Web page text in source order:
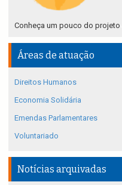
Conheça um pouco do projeto
Áreas de atuação
Direitos Humanos
Economia Solidária
Emendas Parlamentares
Voluntariado
Notícias arquivadas